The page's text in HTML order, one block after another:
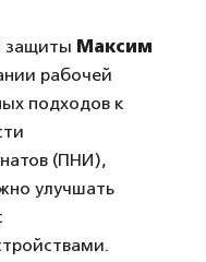
защиты Максим
рабочей
подходов к
(ПНИ),
улучшать